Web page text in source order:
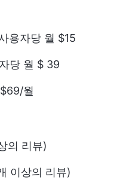
용자당 월 $15
당 월 $ 39
월
의 리뷰)
이상의 리뷰)